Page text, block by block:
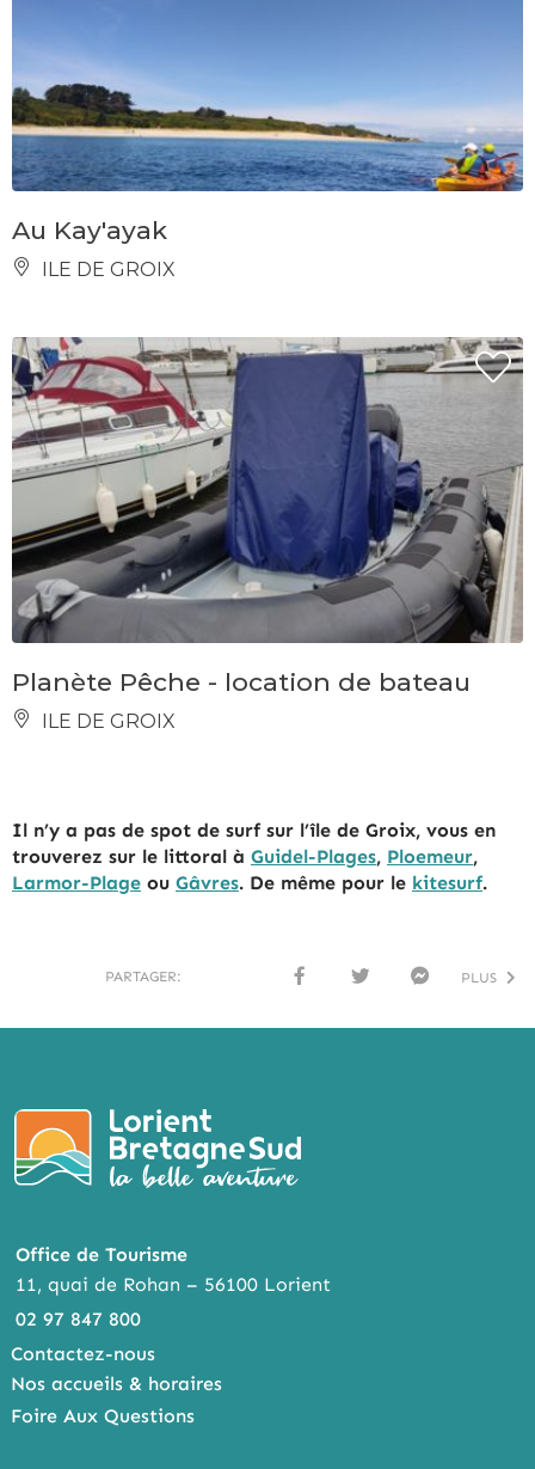
Au Kay'ayak
ILE DE GROIX
Planète Pêche - location de bateau
ILE DE GROIX
Il n’y a pas de spot de surf sur l’île de Groix, vous en
trouverez sur le littoral à Guidel-Plages, Ploemeur,
Larmor-Plage ou Gâvres. De même pour le kitesurf.
PARTAGER:
BOO
TTER
ENG
PLUS
Office de Tourisme
11, quai de Rohan – 56100 Lorient
02 97 847 800
Contactez-nous
Nos accueils & horaires
Foire Aux Questions